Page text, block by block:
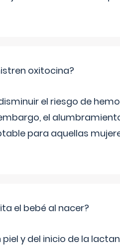
oxitocina?
el riesgo de
el
para aquellas
el bebé al nacer?
y del inicio de la